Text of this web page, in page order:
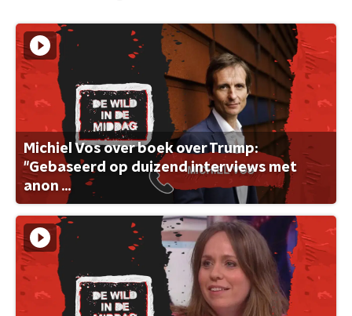
Michiel Vos over boek over Trump:
"Gebaseerd op duizend interviews met
anon ...